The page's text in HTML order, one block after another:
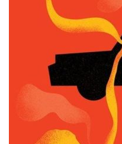
FORMY STAŁE
NASZE FILIE
WYDARZENIA KULTURALNE
E-INFORMATOR